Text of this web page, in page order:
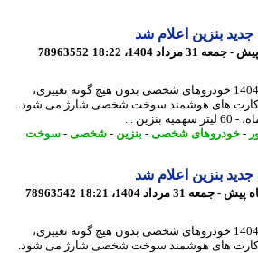
بنزین اعلام شد
78963552
60 لیتر سهمیه بنزین شهریور 1404 خودروهای شخصی بدون هیچ گونه تغییری،
های هوشمند سوخت شخصی شارژ می شود.
شخصی-بنزین- شخصی-سوخت
بنزین اعلام شد
78963542
60 لیتر سهمیه بنزین شهریور 1404 خودروهای شخصی بدون هیچ گونه تغییری،
های هوشمند سوخت شخصی شارژ می شود.